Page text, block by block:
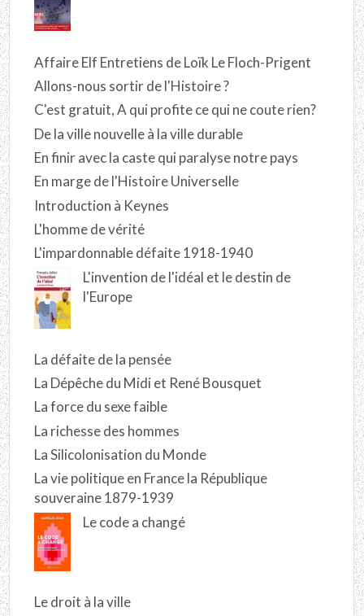
Affaire Elf Entretiens de Loïk Le Floch-Prigent
Allons-nous sortir de l'Histoire ?
C'est gratuit, A qui profite ce qui ne coute rien?
De la ville nouvelle à la ville durable
En finir avec la caste qui paralyse notre pays
En marge de l'Histoire Universelle
Introduction à Keynes
L'homme de vérité
L'impardonnable défaite 1918-1940
L'invention de l'idéal et le destin de
l'Europe
La défaite de la pensée
La Dépêche du Midi et René Bousquet
La force du sexe faible
La richesse des hommes
La Silicolonisation du Monde
La vie politique en France la République
souveraine 1879-1939
Le code a changé
Le droit à la ville